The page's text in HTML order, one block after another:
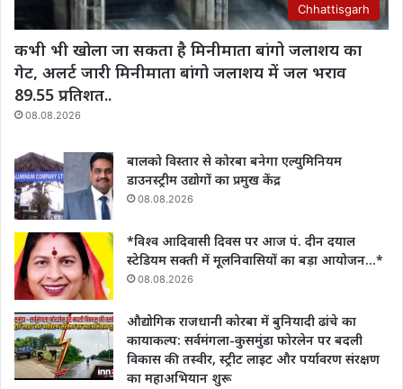
Chhattisgarh
कभी भी खोला जा सकता है मिनीमाता बांगो जलाशय का
गेट, अलर्ट जारी मिनीमाता बांगो जलाशय में जल भराव
89.55 प्रतिशत..
08.08.2026
बालको विस्तार से कोरबा बनेगा एल्युमिनियम
डाउनस्ट्रीम उद्योगों का प्रमुख केंद्र
08.08.2026
*विश्व आदिवासी दिवस पर आज पं. दीन दयाल
स्टेडियम सक्ती में मूलनिवासियों का बड़ा आयोजन…*
08.08.2026
औद्योगिक राजधानी कोरबा में बुनियादी ढांचे का
कायाकल्प: सर्वमंगला-कुसमुंडा फोरलेन पर बदली
विकास की तस्वीर, स्ट्रीट लाइट और पर्यावरण संरक्षण
का महाअभियान शुरू